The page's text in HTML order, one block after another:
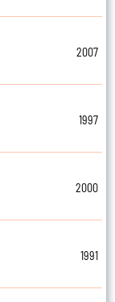
2007
1997
2000
1991